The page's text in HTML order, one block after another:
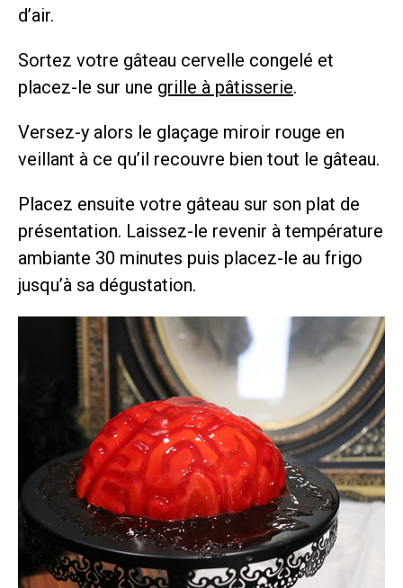
d’air.
Sortez votre gâteau cervelle congelé et
placez-le sur une grille à pâtisserie.
Versez-y alors le glaçage miroir rouge en
veillant à ce qu’il recouvre bien tout le gâteau.
Placez ensuite votre gâteau sur son plat de
présentation. Laissez-le revenir à température
ambiante 30 minutes puis placez-le au frigo
jusqu’à sa dégustation.